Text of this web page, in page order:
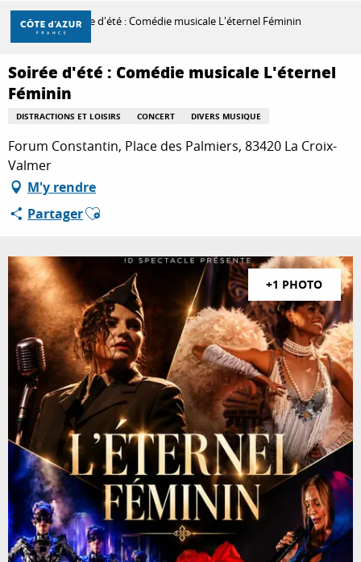
Aller
contenu
principal
DÉCOUVRIR
À FAIRE
SÉJOURNER
Accueil Soirée d'été : Comédie musicale L'éternel Féminin
Soirée d'été : Comédie musicale L'éternel
Féminin
DISTRACTIONS ET LOISIRS CONCERT DIVERS MUSIQUE
Forum Constantin, Place des Palmiers, 83420 La Croix-
Valmer
M'y rendre
PartagerAjouter aux favoris
+1 PHOTO